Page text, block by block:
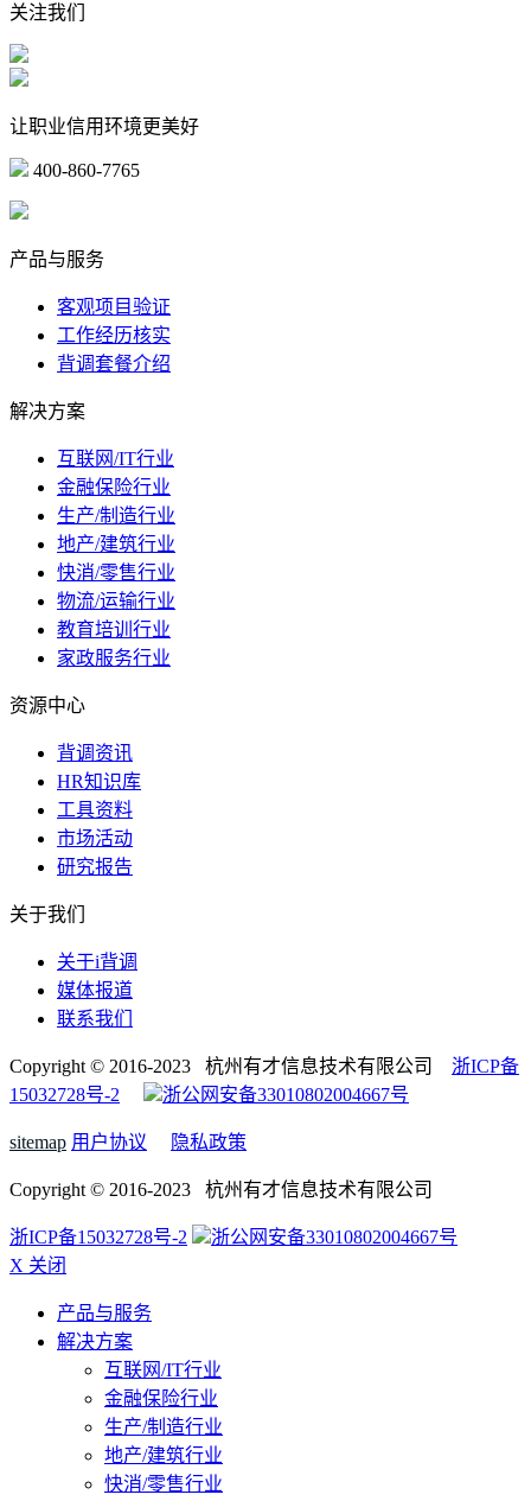
关注我们
让职业信用环境更美好
400-860-7765
产品与服务
客观项目验证
工作经历核实
背调套餐介绍
解决方案
互联网/IT行业
金融保险行业
生产/制造行业
地产/建筑行业
快消/零售行业
物流/运输行业
教育培训行业
家政服务行业
资源中心
背调资讯
HR知识库
工具资料
市场活动
研究报告
关于我们
关于i背调
媒体报道
联系我们
Copyright © 2016-2023 杭州有才信息技术有限公司 浙ICP备
15032728号-2
浙公网安备33010802004667号
sitemap 用户协议 隐私政策
Copyright © 2016-2023 杭州有才信息技术有限公司
浙ICP备15032728号-2
浙公网安备33010802004667号
X 关闭
产品与服务
解决方案
互联网/IT行业
金融保险行业
生产/制造行业
地产/建筑行业
快消/零售行业